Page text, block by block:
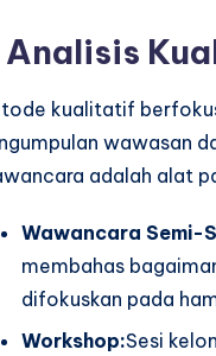
Analisis
kualitatif
wawasan
adalah alat
Wawancara Semi-
membahas
difokuskan pada
Workshop:Sesi